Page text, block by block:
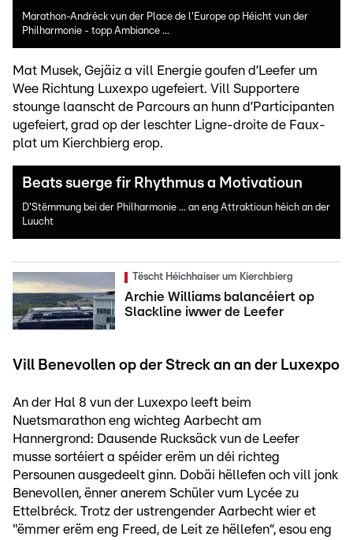
Marathon-Andréck vun der Place de l'Europe op Héicht vun der
Philharmonie - topp Ambiance ...
Mat Musek, Gejäiz a vill Energie goufen d’Leefer um
Wee Richtung Luxexpo ugefeiert. Vill Supportere
stounge laanscht de Parcours an hunn d’Participanten
ugefeiert, grad op der leschter Ligne-droite de Faux-
plat um Kierchbierg erop.
Beats suerge fir Rhythmus a Motivatioun
D'Stëmmung bei der Philharmonie ... an eng Attraktioun héich an der
Luucht
Tëscht Héichhaiser um Kierchbierg
Archie Williams balancéiert op
Slackline iwwer de Leefer
Vill Benevollen op der Streck an an der Luxexpo
An der Hal 8 vun der Luxexpo leeft beim
Nuetsmarathon eng wichteg Aarbecht am
Hannergrond: Dausende Rucksäck vun de Leefer
musse sortéiert a spéider erëm un déi richteg
Persounen ausgedeelt ginn. Dobäi hëllefen och vill jonk
Benevollen, ënner anerem Schüler vum Lycée zu
Ettelbréck. Trotz der ustrengender Aarbecht wier et
"ëmmer erëm eng Freed, de Leit ze hëllefen“, esou eng